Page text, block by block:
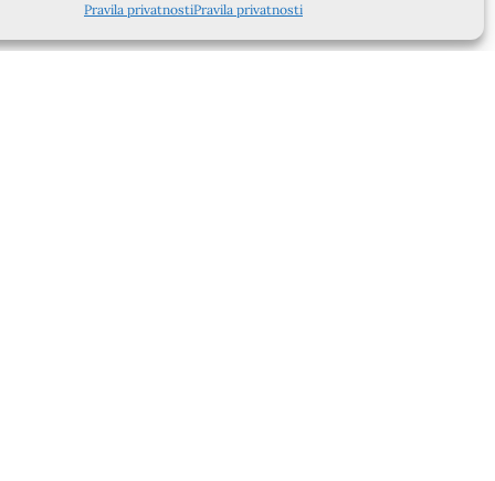
Pravila privatnostiPravila privatnosti